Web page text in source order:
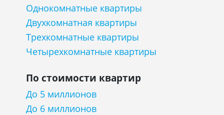
Однокомнатные квартиры
Двухкомнатная квартиры
Трехкомнатные квартиры
Четырехкомнатные квартиры
По стоимости квартир
До 5 миллионов
До 6 миллионов